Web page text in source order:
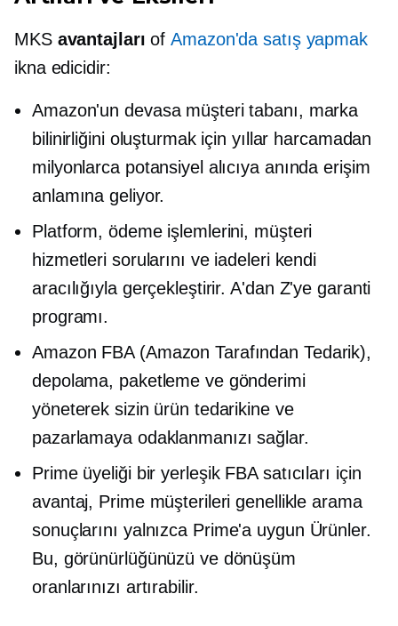
MKS avantajları ofAmazon'da satış yapmak
ikna edicidir:
Amazon'un devasa müşteri tabanı, marka
bilinirliğini oluşturmak için yıllar harcamadan
milyonlarca potansiyel alıcıya anında erişim
anlamına geliyor.
Platform, ödeme işlemlerini, müşteri
hizmetleri sorularını ve iadeleri kendi
aracılığıyla gerçekleştirir.A'dan Z'ye garanti
programı.
Amazon FBA (Amazon Tarafından Tedarik),
depolama, paketleme ve gönderimi
yöneterek sizin ürün tedarikine ve
pazarlamaya odaklanmanızı sağlar.
Prime üyeliği biryerleşikFBA satıcıları için
avantaj, Prime müşterileri genellikle arama
sonuçlarını yalnızca Prime'a uygun Ürünler.
Bu, görünürlüğünüzü ve dönüşüm
oranlarınızı artırabilir.